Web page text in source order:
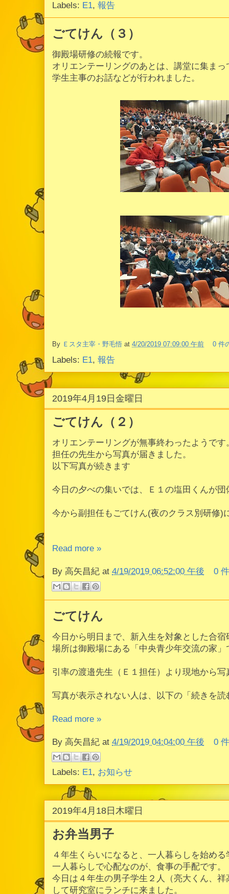
Labels: E1, 報告
ごてけん（３）
御殿場研修の続報です。
オリエンテーリングのあとは、講堂に集ま
学生主事のお話などが行われました。
By Ｅスタ主宰・野毛悟 at 4/20/2019 07:09:00 午前 0 件
Labels: E1, 報告
2019年4月19日金曜日
ごてけん（２）
オリエンテーリングが無事終わったようです
担任の先生から写真が届きました。
以下写真が続きます
今日の夕べの集いでは、Ｅ１の塩田くんが
今から副担任もごてけん(夜のクラス別研修)
Read more »
By 高矢昌紀 at 4/19/2019 06:52:00 午後 0
ごてけん
今日から明日まで、新入生を対象とした合
場所は御殿場にある「中央青少年交流の家」
引率の渡邉先生（Ｅ１担任）より現地から
写真が表示されない人は、以下の「続きを
Read more »
By 高矢昌紀 at 4/19/2019 04:04:00 午後 0
Labels: E1, お知らせ
2019年4月18日木曜日
お弁当男子
４年生くらいになると、一人暮らしを始め
一人暮らしで心配なのが、食事の手配です。
今日は４年生の男子学生２人（亮大くん、
して研究室にランチに来ました。